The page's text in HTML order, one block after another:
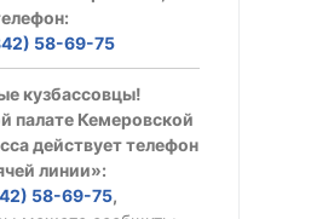
58-69-75
кузбассовцы!
палате Кемеровской
действует телефон
линии»:
58-69-75,